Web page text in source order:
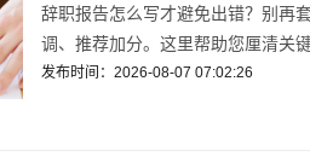
辞职报告怎么写才避免出错？别再
调、推荐加分。这里帮助您厘清关
发布时间：2026-08-07 07:02:26